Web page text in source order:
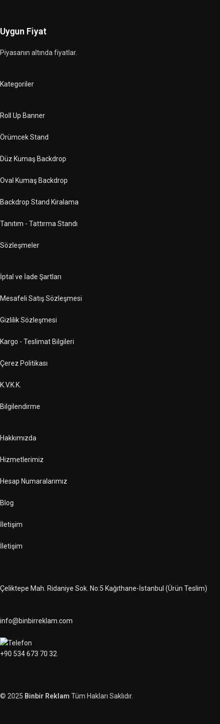
Uygun Fiyat
Piyasanın altında fiyatlar.
Kategoriler
Roll Up Banner
Örümcek Stand
Düz Kumaş Backdrop
Oval Kumaş Backdrop
Backdrop Stand Kiralama
Tanıtım - Tattırma Standı
Sözleşmeler
İptal ve İade Şartları
Mesafeli Satış Sözleşmesi
Gizlilik Sözleşmesi
Kargo - Teslimat Bilgileri
Çerez Politikası
K.V.K.K.
Bilgilendirme
Hakkımızda
Hizmetlerimiz
Hesap Numaralarımız
Blog
İletişim
İletişim
Çeliktepe Mah. Ridaniye Sok. No:5 Kağıthane-İstanbul (Ürün Teslim)
info@binbirreklam.com
+90 534 673 70 32
© 2025 Binbir Reklam Tüm Hakları Saklıdır.